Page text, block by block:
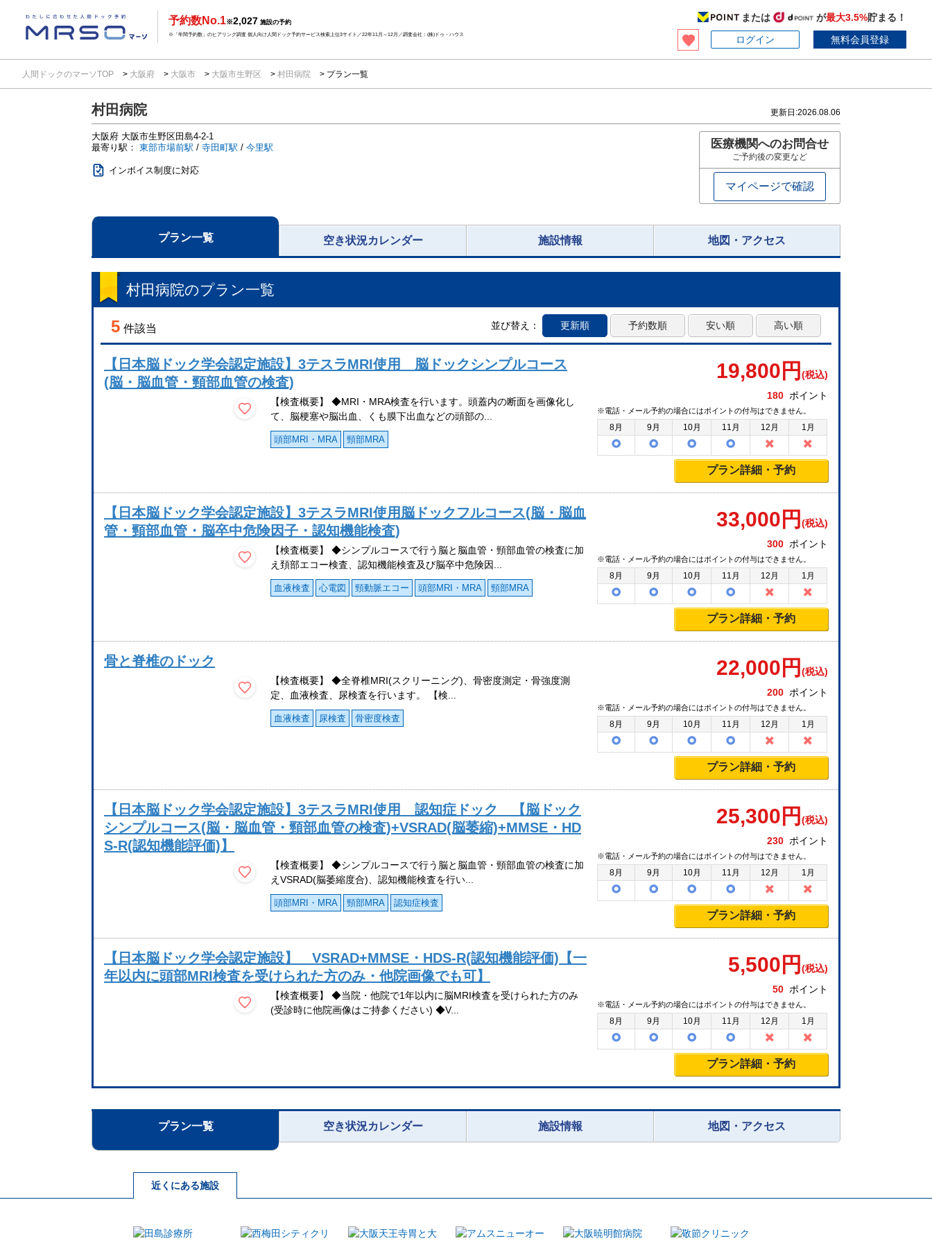
予約数No.1※2,027 施設の予約
※「年間予約数」のヒアリング調査 個人向け人間ドック予約サービス検索上位3サイト／22年11月～12月／調査会社：(株)ドゥ・ハウス
または が最大3.5%貯まる！
ログイン
無料会員登録
人間ドックのマーソTOP 大阪府 大阪市 大阪市生野区 村田病院 プラン一覧
村田病院 更新日:2026.08.06
大阪府 大阪市生野区田島4-2-1
最寄り駅： 東部市場前駅 / 寺田町駅 / 今里駅
インボイス制度に対応
医療機関へのお問合せ
ご予約後の変更など
マイページで確認
プラン一覧 空き状況カレンダー 施設情報 地図・アクセス
村田病院のプラン一覧
5 件該当 並び替え： 更新順 予約数順 安い順 高い順
【日本脳ドック学会認定施設】3テスラMRI使用 脳ドックシンプルコース
(脳・脳血管・頸部血管の検査)
【検査概要】 ◆MRI・MRA検査を行います。頭蓋内の断面を画像化し
て、脳梗塞や脳出血、くも膜下出血などの頭部の...
頭部MRI・MRA 頸部MRA
19,800 円 (税込)
180 ポイント
※電話・メール予約の場合にはポイントの付与はできません。
8月 9月 10月 11月 12月 1月
プラン詳細・予約
【日本脳ドック学会認定施設】3テスラMRI使用脳ドックフルコース(脳・脳血
管・頸部血管・脳卒中危険因子・認知機能検査)
【検査概要】 ◆シンプルコースで行う脳と脳血管・頸部血管の検査に加
え頚部エコー検査、認知機能検査及び脳卒中危険因...
血液検査 心電図 頸動脈エコー 頭部MRI・MRA 頸部MRA
33,000 円 (税込)
300 ポイント
※電話・メール予約の場合にはポイントの付与はできません。
8月 9月 10月 11月 12月 1月
プラン詳細・予約
骨と脊椎のドック
【検査概要】 ◆全脊椎MRI(スクリーニング)、骨密度測定・骨強度測
定、血液検査、尿検査を行います。 【検...
血液検査 尿検査 骨密度検査
22,000 円 (税込)
200 ポイント
※電話・メール予約の場合にはポイントの付与はできません。
8月 9月 10月 11月 12月 1月
プラン詳細・予約
【日本脳ドック学会認定施設】3テスラMRI使用 認知症ドック 【脳ドック
シンプルコース(脳・脳血管・頸部血管の検査)+VSRAD(脳萎縮)+MMSE・HD
S-R(認知機能評価)】
【検査概要】 ◆シンプルコースで行う脳と脳血管・頸部血管の検査に加
えVSRAD(脳萎縮度合)、認知機能検査を行い...
頭部MRI・MRA 頸部MRA 認知症検査
25,300 円 (税込)
230 ポイント
※電話・メール予約の場合にはポイントの付与はできません。
8月 9月 10月 11月 12月 1月
プラン詳細・予約
【日本脳ドック学会認定施設】 VSRAD+MMSE・HDS-R(認知機能評価)【一
年以内に頭部MRI検査を受けられた方のみ・他院画像でも可】
【検査概要】 ◆当院・他院で1年以内に脳MRI検査を受けられた方のみ
(受診時に他院画像はご持参ください) ◆V...
5,500 円 (税込)
50 ポイント
※電話・メール予約の場合にはポイントの付与はできません。
8月 9月 10月 11月 12月 1月
プラン詳細・予約
プラン一覧 空き状況カレンダー 施設情報 地図・アクセス
近くにある施設